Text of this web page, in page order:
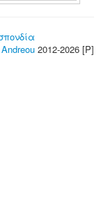
2012-2026 [P]